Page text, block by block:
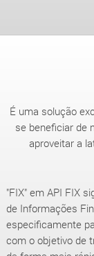
É uma solução
se beneficiar de
aproveitar a
"FIX" em API FIX
de Informações
especificamente
com o objetivo de